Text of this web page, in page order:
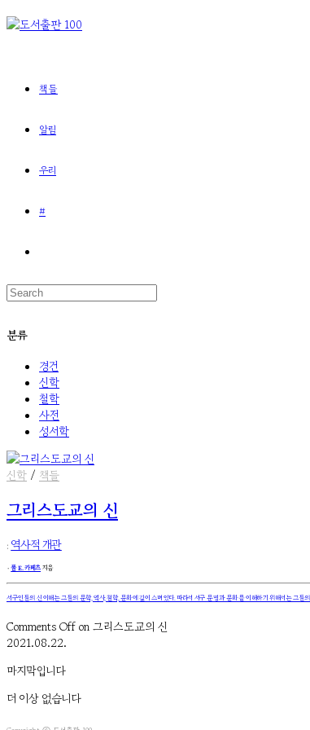
책들
알림
우리
#
분류
경건
신학
철학
사전
성서학
신학 / 책들
그리스도교의 신
: 역사적 개관
۰폴 E. 카페츠 지음
서구인들의 신 이해는 그들의 문학, 역사, 철학, 문화에 깊이 스며 있다. 따라서 서구 문명과 문화를 이해하기 위해서는 그들
Comments Off on 그리스도교의 신
2021.08.22.
마지막입니다
더 이상 없습니다